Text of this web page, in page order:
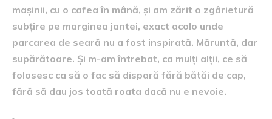
mașinii, cu o cafea în mână, și am zărit o zgârietură
subțire pe marginea jantei, exact acolo unde
parcarea de seară nu a fost inspirată. Măruntă, dar
supărătoare. Și m-am întrebat, ca mulți alții, ce să
folosesc ca să o fac să dispară fără bătăi de cap,
fără să dau jos toată roata dacă nu e nevoie.